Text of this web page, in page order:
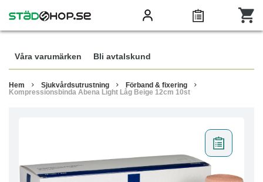
Våra varumärken Bli avtalskund
Hem Sjukvårdsutrustning
Förband & fixering
Kompressionsbinda Abena Light Låg Beige 12cm 10st